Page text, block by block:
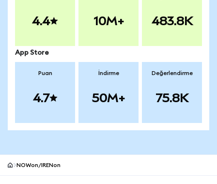
4.4 10M+ 483.8K
App Store
Puan
4.7
İndirme
50M+
Değerlendirme
75.8K
NOWon/IRENon